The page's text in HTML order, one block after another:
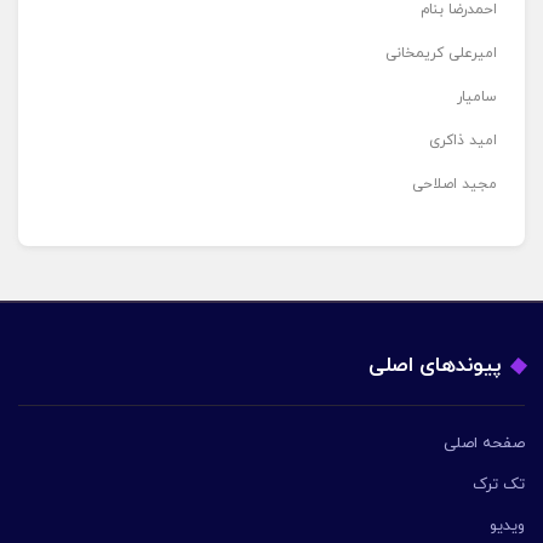
احمدرضا بنام
امیرعلی کریمخانی
سامیار
امید ذاکری
مجید اصلاحی
پیوندهای اصلی
صفحه اصلی
تک ترک
ویدیو